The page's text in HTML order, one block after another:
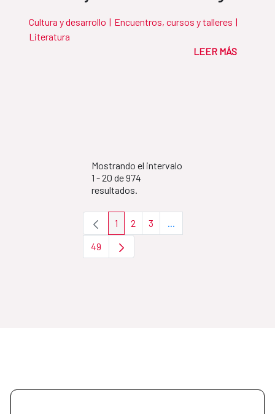
Cultura y desarrollo | Encuentros, cursos y talleres |
Literatura
LEER MÁS
Mostrando el intervalo
1 - 20 de 974
resultados.
Página
1 Página
2 Página
3 ...Páginas intermedias
Página
49